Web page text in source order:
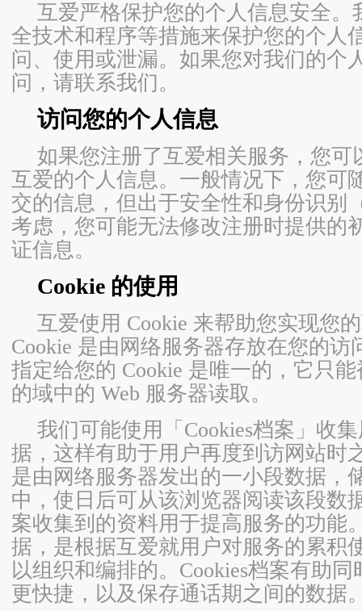
互爱严格保护您的个人信息安全。
全技术和程序等措施来保护您的个人
问、使用或泄漏。如果您对我们的个
问，请联系我们。
访问您的个人信息
如果您注册了互爱相关服务，您可
互爱的个人信息。一般情况下，您可
交的信息，但出于安全性和身份识别
考虑，您可能无法修改注册时提供的
证信息。
Cookie 的使用
互爱使用 Cookie 来帮助您实现您
Cookie 是由网络服务器存放在您的
指定给您的 Cookie 是唯一的，它只
的域中的 Web 服务器读取。
我们可能使用「Cookies档案」收
据，这样有助于用户再度到访网站时
是由网络服务器发出的一小段数据，
中，使日后可从该浏览器阅读该段数
案收集到的资料用于提高服务的功能
据，是根据互爱就用户对服务的累积
以组织和编排的。Cookies档案有助
更快捷，以及保存通话期之间的数据